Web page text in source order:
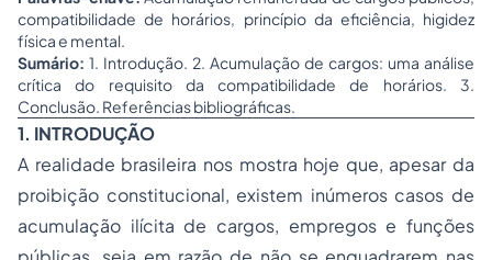
compatibilidade de horários, princípio da eficiência, higidez
física e mental.
Sumário: 1. Introdução. 2. Acumulação de cargos: uma análise
crítica do requisito da compatibilidade de horários. 3.
Conclusão. Referências bibliográficas.
1. INTRODUÇÃO
A realidade brasileira nos mostra hoje que, apesar da
proibição constitucional, existem inúmeros casos de
acumulação ilícita de cargos, empregos e funções